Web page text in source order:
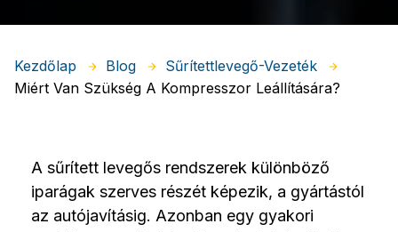
Kezdőlap Blog
Sűrítettlevegő-Vezeték
Miért Van Szükség A Kompresszor Leállítására?
A sűrített levegős rendszerek különböző
iparágak szerves részét képezik, a gyártástól
az autójavításig. Azonban egy gyakori